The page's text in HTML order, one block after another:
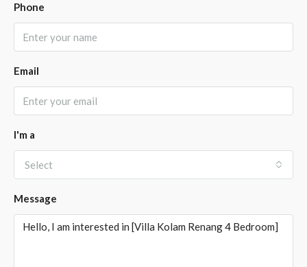
Phone
Email
I'm a
Select
Message